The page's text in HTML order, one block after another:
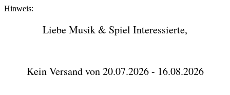
Hinweis:
Liebe Musik & Spiel Interessierte,
Kein Versand von 20.07.2026 - 16.08.2026